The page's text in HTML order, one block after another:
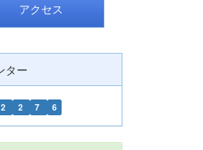
アクセス
ター
2 2 7 6